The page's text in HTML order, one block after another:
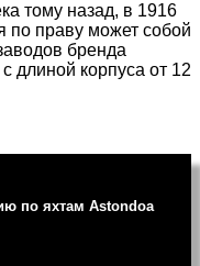
тому назад, в 1916
по праву может собой
бренда
длиной корпуса от 12
по яхтам Astondoa